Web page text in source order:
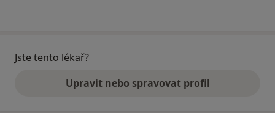
Jste tento lékař?
Upravit nebo spravovat profil